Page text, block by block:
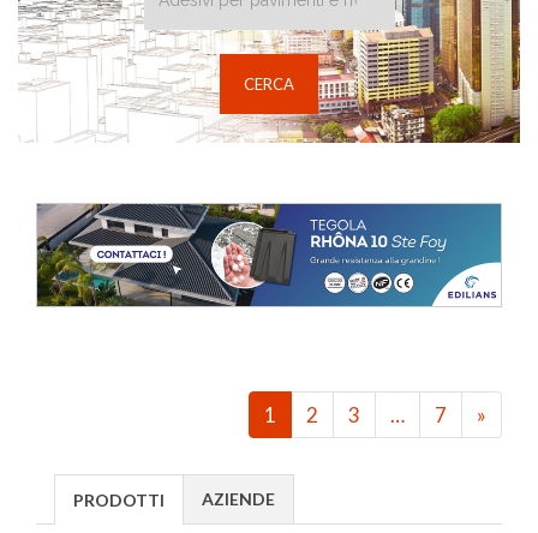
1 2 3 … 7 »
PRODOTTI AZIENDE